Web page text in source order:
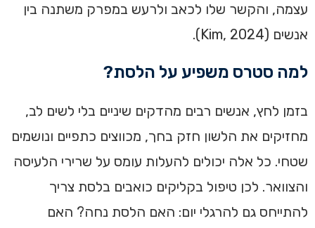
עצמה, והקשר שלו לכאב ולרעש במפרק משתנה בין
אנשים (Kim, 2024).
למה סטרס משפיע על הלסת?
בזמן לחץ, אנשים רבים מהדקים שיניים בלי לשים לב,
מחזיקים את הלשון חזק בחך, מכווצים כתפיים ונושמים
שטחי. כל אלה יכולים להעלות עומס על שרירי הלעיסה
והצוואר. לכן טיפול בקליקים כואבים בלסת צריך
להתייחס גם להרגלי יום: האם הלסת נחה? האם